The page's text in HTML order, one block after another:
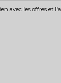
avec les offres et